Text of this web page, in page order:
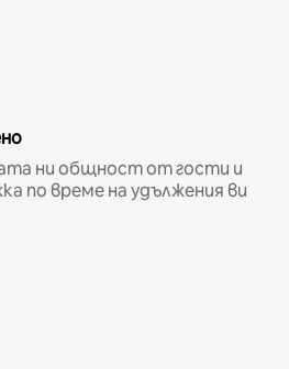
ни общност от гости и
по време на удължения ви